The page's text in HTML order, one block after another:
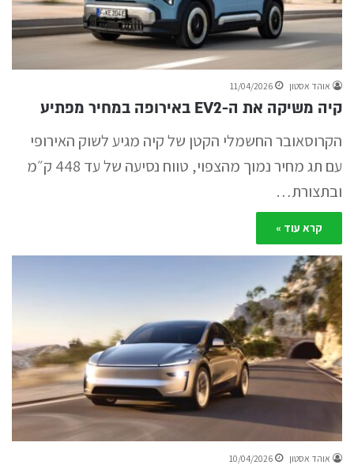
אוהד אסטון 11/04/2026
קיה משיקה את ה-EV2 באירופה במחיר מפתיע
הקרוסאובר החשמלי הקטן של קיה מגיע לשוק האירופי
עם תג מחיר נמוך מהצפוי, טווח נסיעה של עד 448 ק״מ
ובתצורת…
קרא עוד »
אוהד אסטון 10/04/2026